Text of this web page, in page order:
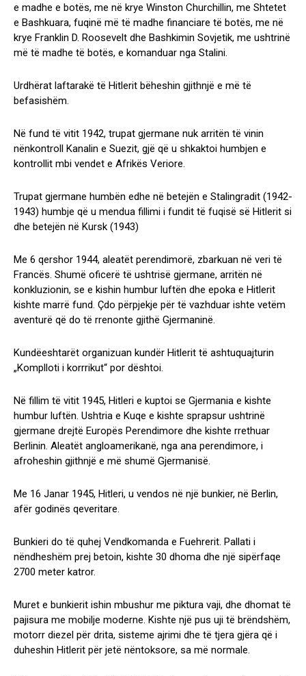
e madhe e botës, me në krye Winston Churchillin, me Shtetet
e Bashkuara, fuqinë më të madhe financiare të botës, me në
krye Franklin D. Roosevelt dhe Bashkimin Sovjetik, me ushtrinë
më të madhe të botës, e komanduar nga Stalini.
Urdhërat laftarakë të Hitlerit bëheshin gjithnjë e më të
befasishëm.
Në fund të vitit 1942, trupat gjermane nuk arritën të vinin
nënkontroll Kanalin e Suezit, gjë që u shkaktoi humbjen e
kontrollit mbi vendet e Afrikës Veriore.
Trupat gjermane humbën edhe në betejën e Stalingradit (1942-
1943) humbje që u mendua fillimi i fundit të fuqisë së Hitlerit si
dhe betejën në Kursk (1943)
Me 6 qershor 1944, aleatët perendimorë, zbarkuan në veri të
Francës. Shumë oficerë të ushtrisë gjermane, arritën në
konkluzionin, se e kishin humbur luftën dhe epoka e Hitlerit
kishte marrë fund. Çdo përpjekje për të vazhduar ishte vetëm
aventurë që do të rrenonte gjithë Gjermaninë.
Kundëeshtarët organizuan kundër Hitlerit të ashtuquajturin
„Komplloti i korrrikut“ por dështoi.
Në fillim të vitit 1945, Hitleri e kuptoi se Gjermania e kishte
humbur luftën. Ushtria e Kuqe e kishte sprapsur ushtrinë
gjermane drejtë Europës Perendimore dhe kishte rrethuar
Berlinin. Aleatët angloamerikanë, nga ana perendimore, i
afroheshin gjithnjë e më shumë Gjermanisë.
Me 16 Janar 1945, Hitleri, u vendos në një bunkier, në Berlin,
afër godinës qeveritare.
Bunkieri do të quhej Vendkomanda e Fuehrerit. Pallati i
nëndheshëm prej betoin, kishte 30 dhoma dhe një sipërfaqe
2700 meter katror.
Muret e bunkierit ishin mbushur me piktura vaji, dhe dhomat të
pajisura me mobilje moderne. Kishte një pus uji të brëndshëm,
motorr diezel për drita, sisteme ajrimi dhe të tjera gjëra që i
duheshin Hitlerit për jetë nëntoksore, sa më normale.